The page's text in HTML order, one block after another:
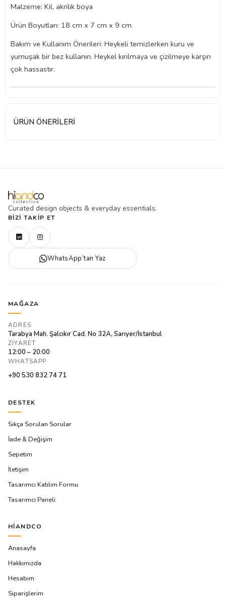
Malzeme: Kil, akrilik boya
Ürün Boyutları: 18 cm x 7 cm x 9 cm
Bakım ve Kullanım Önerileri: Heykeli temizlerken kuru ve
yumuşak bir bez kullanın. Heykel kırılmaya ve çizilmeye karşın
çok hassastır.
ÜRÜN ÖNERILERI
Curated design objects & everyday essentials.
BIZI TAKIP ET
WhatsApp’tan Yaz
MAĞAZA
ADRES
Tarabya Mah. Şalcıkır Cad. No 32A, Sarıyer/İstanbul
ZIYARET
12:00 – 20:00
WHATSAPP
+90 530 832 74 71
DESTEK
Sıkça Sorulan Sorular
İade & Değişim
Sepetim
İletişim
Tasarımcı Katılım Formu
Tasarımcı Paneli
HIANDCO
Anasayfa
Hakkımızda
Hesabım
Siparişlerim